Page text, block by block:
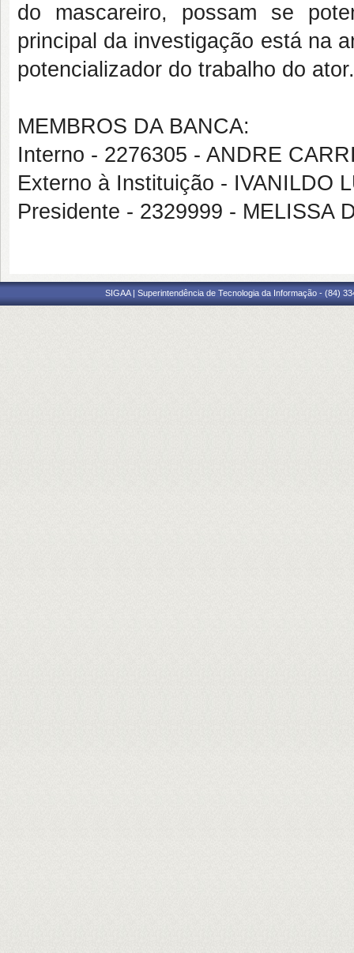
do mascareiro, possam se
principal da investigação está na
potencializador do trabalho do ator.
MEMBROS DA BANCA:
Interno - 2276305 - ANDRE
Externo à Instituição - IVANILDO
Presidente - 2329999 - MELISSA
SIGAA | Superintendência de Tecnologia da Informação - (84)